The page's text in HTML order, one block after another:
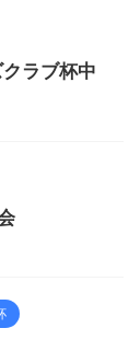
ラブ杯中